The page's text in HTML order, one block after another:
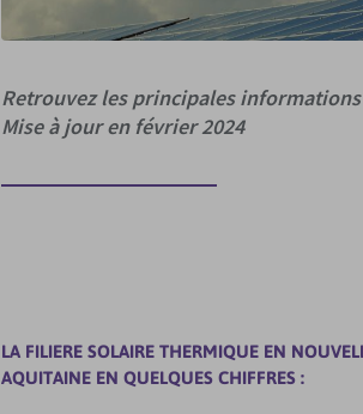
Retrouvez les principales
Mise à jour en février 2024
LA FILIERE SOLAIRE THERMIQUE EN
AQUITAINE EN QUELQUES CHIFFRES :